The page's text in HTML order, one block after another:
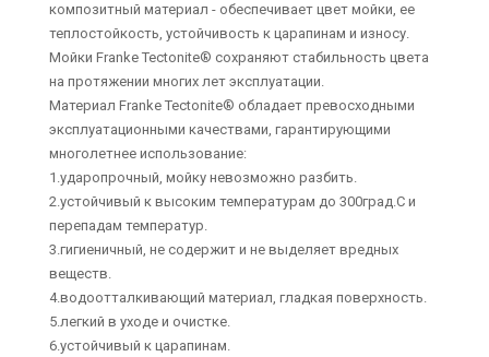
композитный материал - обеспечивает цвет мойки, ее
теплостойкость, устойчивость к царапинам и износу.
Мойки Franke Tectonite® сохраняют стабильность цвета
на протяжении многих лет эксплуатации.
Материал Franke Tectonite® обладает превосходными
эксплуатационными качествами, гарантирующими
многолетнее использование:
1.ударопрочный, мойку невозможно разбить.
2.устойчивый к высоким температурам до 300град.С и
перепадам температур.
3.гигиеничный, не содержит и не выделяет вредных
веществ.
4.водоотталкивающий материал, гладкая поверхность.
5.легкий в уходе и очистке.
6.устойчивый к царапинам.